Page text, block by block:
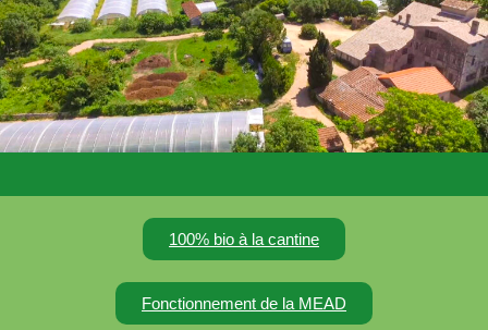
100% bio à la cantine
Fonctionnement de la MEAD